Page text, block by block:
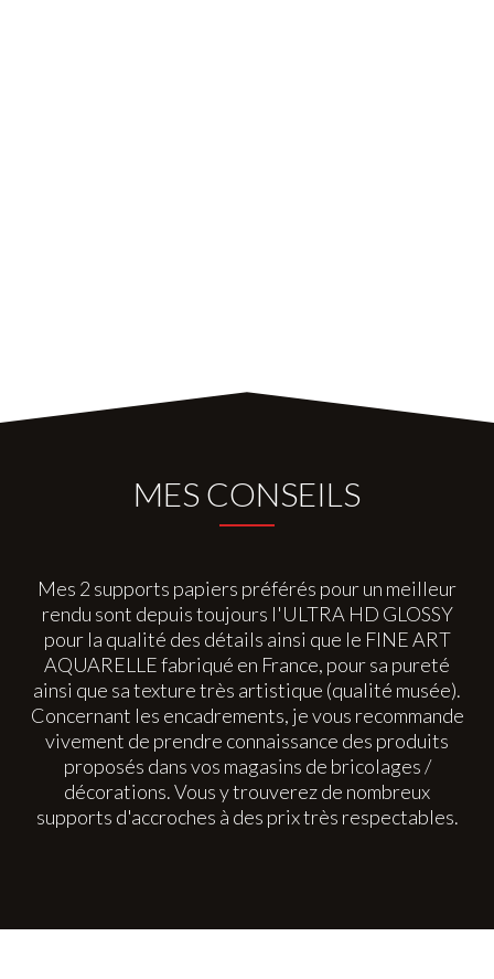
MES CONSEILS
Mes 2 supports papiers préférés pour un meilleur
rendu sont depuis toujours l'ULTRA HD GLOSSY
pour la qualité des détails ainsi que le FINE ART
AQUARELLE fabriqué en France, pour sa pureté
ainsi que sa texture très artistique (qualité musée).
Concernant les encadrements, je vous recommande
vivement de prendre connaissance des produits
proposés dans vos magasins de bricolages /
décorations. Vous y trouverez de nombreux
supports d'accroches à des prix très respectables.